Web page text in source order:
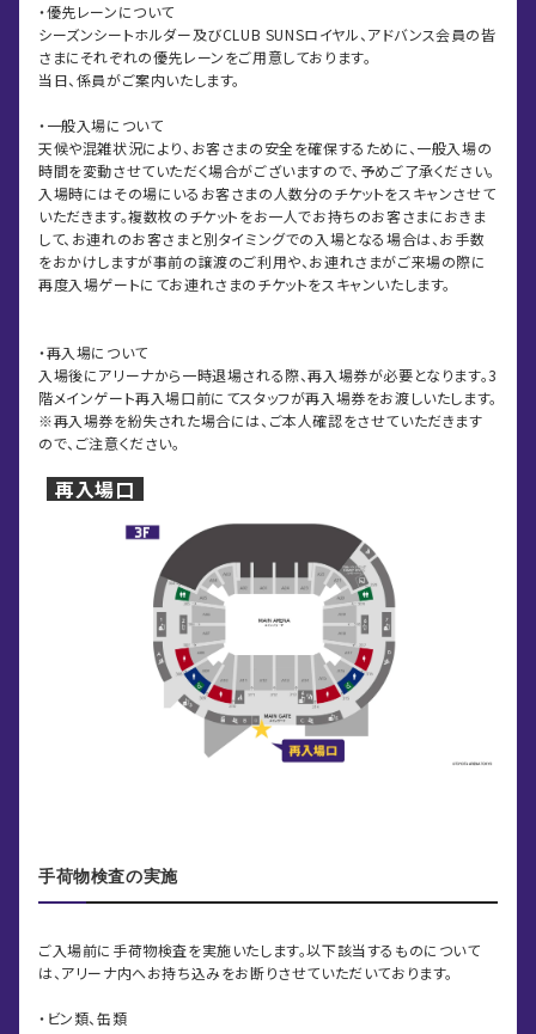
・優先レーンについて
シーズンシートホルダー及びCLUB SUNSロイヤル、アドバンス会員の皆
さまにそれぞれの優先レーンをご用意しております。
当日、係員がご案内いたします。
・一般入場について
天候や混雑状況により、お客さまの安全を確保するために、一般入場の
時間を変動させていただく場合がございますので、予めご了承ください。
入場時にはその場にいるお客さまの人数分のチケットをスキャンさせて
いただきます。複数枚のチケットをお一人でお持ちのお客さまにおきま
して、お連れのお客さまと別タイミングでの入場となる場合は、お手数
をおかけしますが事前の譲渡のご利用や、お連れさまがご来場の際に
再度入場ゲートにてお連れさまのチケットをスキャンいたします。
・再入場について
入場後にアリーナから一時退場される際、再入場券が必要となります。3
階メインゲート再入場口前にてスタッフが再入場券をお渡しいたします。
※再入場券を紛失された場合には、ご本人確認をさせていただきます
ので、ご注意ください。
再入場口
手荷物検査の実施
ご入場前に手荷物検査を実施いたします。以下該当するものについて
は、アリーナ内へお持ち込みをお断りさせていただいております。
・ビン類、缶類